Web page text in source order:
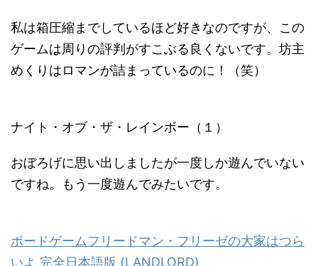
私は箱圧縮までしているほど好きなのですが、この
ゲームは周りの評判がすこぶる良くないです。坊主
めくりはロマンが詰まっているのに！（笑）
ナイト・オブ・ザ・レインボー（１）
おぼろげに思い出しましたが一度しか遊んでいない
ですね。もう一度遊んでみたいです。
ボードゲームフリードマン・フリーゼの大家はつら
いよ 完全日本語版 (LANDLORD)